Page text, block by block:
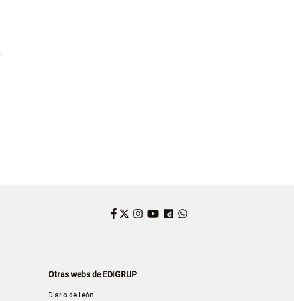
Facebook
Twitter
Instagram
YouTube
Dailymotion
Otras webs de EDIGRUP
Diario de León